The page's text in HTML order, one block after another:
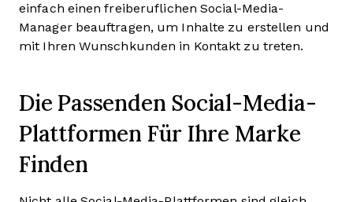
einfach einen freiberuflichen Social-Media-
Manager beauftragen, um Inhalte zu erstellen und
mit Ihren Wunschkunden in Kontakt zu treten.
Die Passenden Social-Media-
Plattformen Für Ihre Marke
Finden